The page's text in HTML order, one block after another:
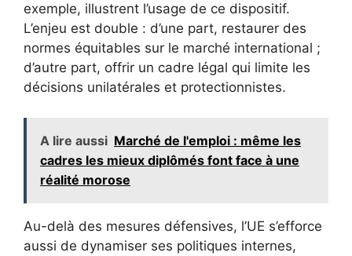
exemple, illustrent l’usage de ce dispositif.
L’enjeu est double : d’une part, restaurer des
normes équitables sur le marché international ;
d’autre part, offrir un cadre légal qui limite les
décisions unilatérales et protectionnistes.
A lire aussi Marché de l'emploi : même les
cadres les mieux diplômés font face à une
réalité morose
Au-delà des mesures défensives, l’UE s’efforce
aussi de dynamiser ses politiques internes,